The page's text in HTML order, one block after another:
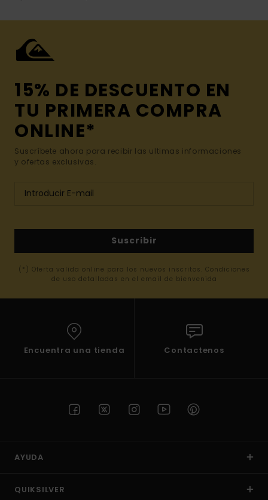
15% DE DESCUENTO EN
TU PRIMERA COMPRA
ONLINE*
Suscríbete ahora para recibir las ultimas informaciones
y ofertas exclusivas.
Suscribir
(*) Oferta valida online para los nuevos inscritos. Condiciones
de uso detalladas en el email de bienvenida
Encuentra una tienda Contactenos
AYUDA
QUIKSILVER